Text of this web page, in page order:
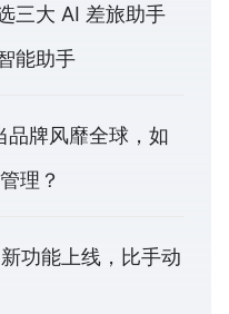
三大 AI 差旅助手
能助手
品牌风靡全球，如
理？
功能上线，比手动